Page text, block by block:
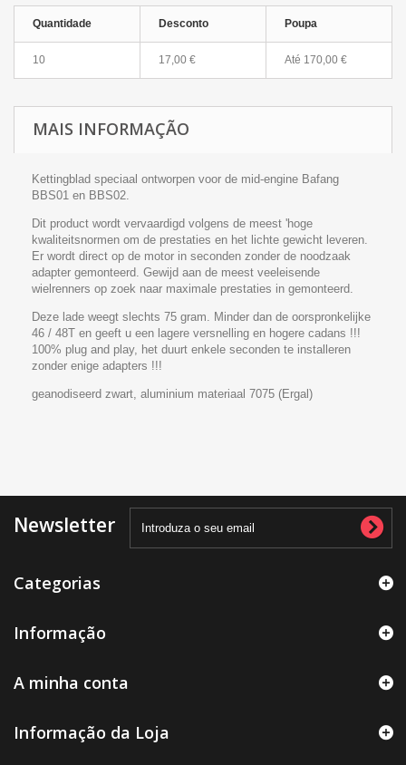
Quantidade Desconto Poupa
10 17,00 € Até 170,00 €
MAIS INFORMAÇÃO
Kettingblad speciaal ontworpen voor de mid-engine Bafang
BBS01 en BBS02.
Dit product wordt vervaardigd volgens de meest 'hoge
kwaliteitsnormen om de prestaties en het lichte gewicht leveren.
Er wordt direct op de motor in seconden zonder de noodzaak
adapter gemonteerd. Gewijd aan de meest veeleisende
wielrenners op zoek naar maximale prestaties in gemonteerd.
Deze lade weegt slechts 75 gram. Minder dan de oorspronkelijke
46 / 48T en geeft u een lagere versnelling en hogere cadans !!!
100% plug and play, het duurt enkele seconden te installeren
zonder enige adapters !!!
geanodiseerd zwart, aluminium materiaal 7075 (Ergal)
Newsletter
Categorias
Informação
A minha conta
Informação da Loja